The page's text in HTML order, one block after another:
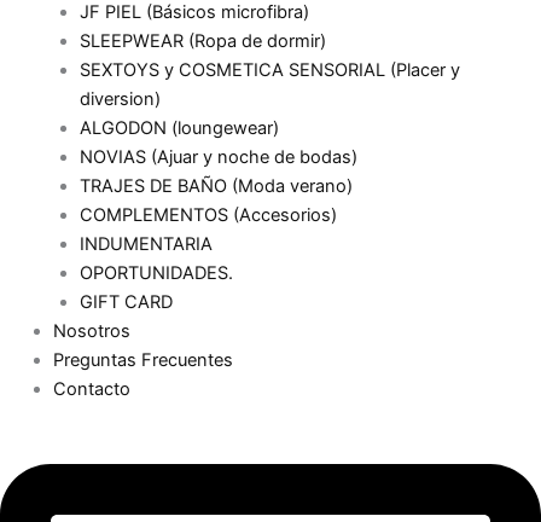
JF PIEL (Básicos microfibra)
SLEEPWEAR (Ropa de dormir)
SEXTOYS y COSMETICA SENSORIAL (Placer y
diversion)
ALGODON (loungewear)
NOVIAS (Ajuar y noche de bodas)
TRAJES DE BAÑO (Moda verano)
COMPLEMENTOS (Accesorios)
INDUMENTARIA
OPORTUNIDADES.
GIFT CARD
Nosotros
Preguntas Frecuentes
Contacto